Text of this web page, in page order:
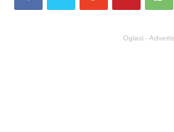
Oglasi -